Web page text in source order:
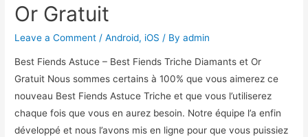
Or Gratuit
Leave a Comment /Android, iOS / Byadmin
Best Fiends Astuce – Best Fiends Triche Diamants et Or
Gratuit Nous sommes certains à 100% que vous aimerez ce
nouveau Best Fiends Astuce Triche et que vous l’utiliserez
chaque fois que vous en aurez besoin. Notre équipe l’a enfin
développé et nous l’avons mis en ligne pour que vous puissiez